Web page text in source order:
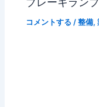
コメントする /整備,